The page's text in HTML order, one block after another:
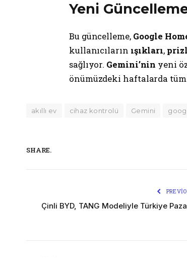
Yeni
Bu güncelleme, Google
kullanıcıların ışıkları,
sağlıyor. Gemini’nin yeni
önümüzdeki haftalarda
akıllı ev cihaz kontrolü Gemini
SHARE.
Çinli BYD, TANG Modeliyle Türkiye